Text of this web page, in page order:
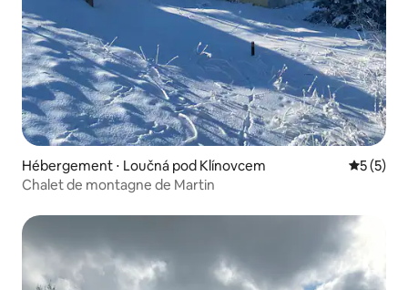
Hébergement ⋅ Loučná pod Klínovcem
5 (5)
Chalet de montagne de Martin